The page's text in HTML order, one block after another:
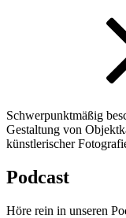
Schwerpunktmäßig
Gestaltung von
künstlerischer
Podcast
Höre rein in unseren